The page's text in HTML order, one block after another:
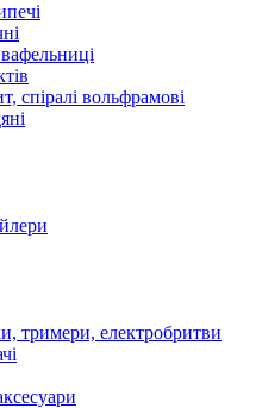
спіралі вольфрамові
тримери, електробритви